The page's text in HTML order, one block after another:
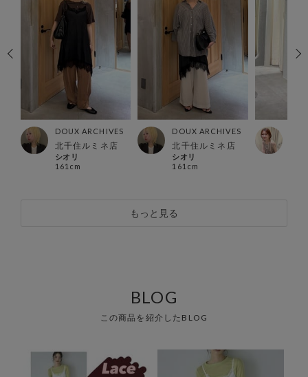
DOUX ARCHIVES
北千住ルミネ店
シオリ
161cm
DOUX ARCHIVES
北千住ルミネ店
シオリ
161cm
もっと見る
BLOG
この商品を紹介したBLOG